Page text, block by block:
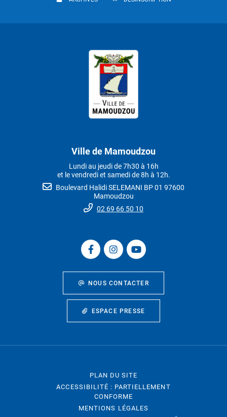
Ville de Mamoudzou
Lundi au jeudi de 7h30 à 16h
et le vendredi et samedi de 8h à 12h.
Boulevard Halidi SELEMANI BP 01 97600
Mamoudzou
02 69 66 50 10
NOUS CONTACTER
ESPACE PRESSE
PLAN DU SITE
ACCESSIBILITÉ : PARTIELLEMENT
CONFORME
MENTIONS LÉGALES